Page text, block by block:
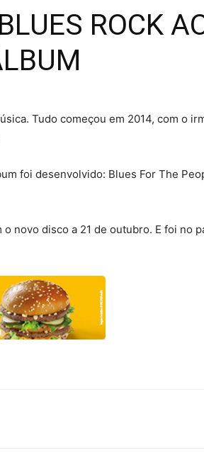
ROCK
Tudo começou em 2014, com o
foi desenvolvido: Blues For The
novo disco a 21 de outubro. E foi no